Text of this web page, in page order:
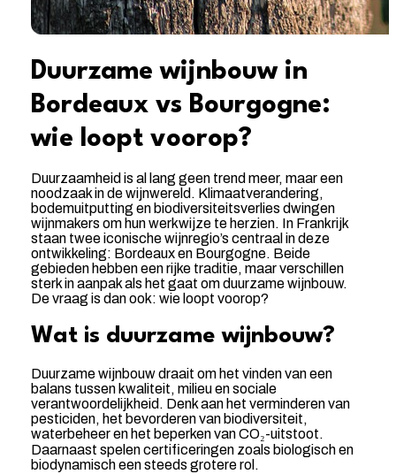
Duurzame wijnbouw in
Bordeaux vs Bourgogne:
wie loopt voorop?
Duurzaamheid is al lang geen trend meer, maar een
noodzaak in de wijnwereld. Klimaatverandering,
bodemuitputting en biodiversiteitsverlies dwingen
wijnmakers om hun werkwijze te herzien. In Frankrijk
staan twee iconische wijnregio’s centraal in deze
ontwikkeling: Bordeaux en Bourgogne. Beide
gebieden hebben een rijke traditie, maar verschillen
sterk in aanpak als het gaat om duurzame wijnbouw.
De vraag is dan ook: wie loopt voorop?
Wat is duurzame wijnbouw?
Duurzame wijnbouw draait om het vinden van een
balans tussen kwaliteit, milieu en sociale
verantwoordelijkheid. Denk aan het verminderen van
pesticiden, het bevorderen van biodiversiteit,
waterbeheer en het beperken van CO₂-uitstoot.
Daarnaast spelen certificeringen zoals biologisch en
biodynamisch een steeds grotere rol.